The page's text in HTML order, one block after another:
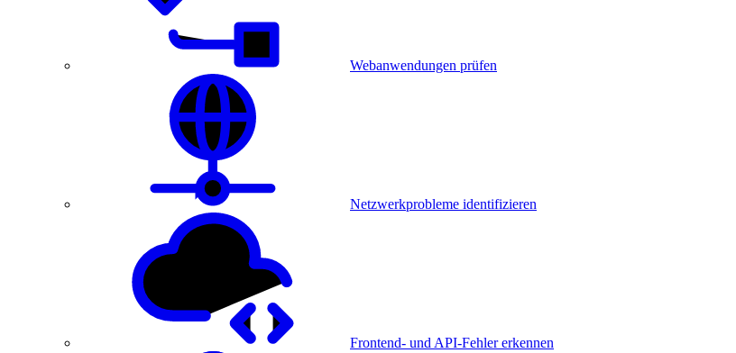
Webanwendungen prüfen
Netzwerkprobleme identifizieren
Frontend- und API-Fehler erkennen